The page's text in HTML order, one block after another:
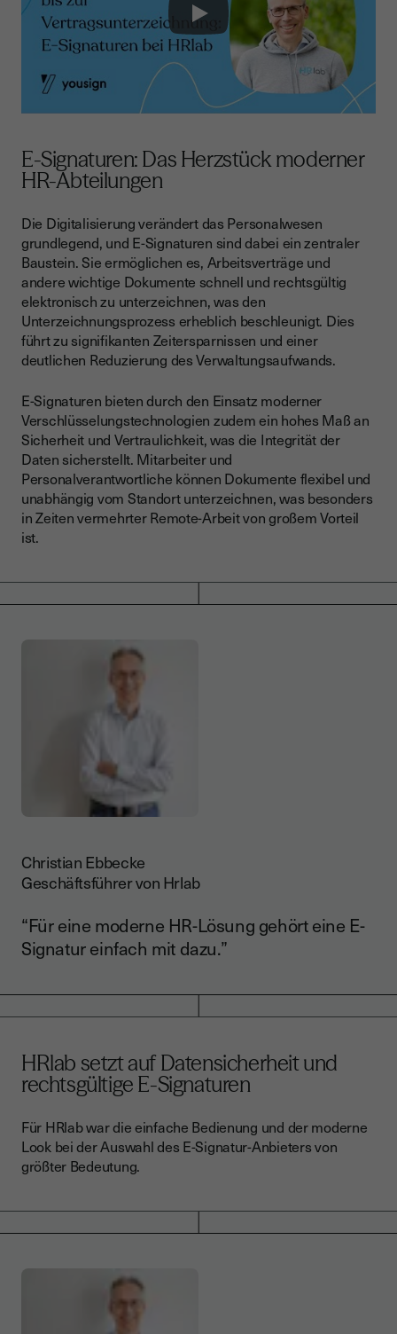
Play
E-Signaturen: Das Herzstück moderner
HR-Abteilungen
Die Digitalisierung verändert das Personalwesen
grundlegend, und E-Signaturen sind dabei ein zentraler
Baustein. Sie ermöglichen es, Arbeitsverträge und
andere wichtige Dokumente schnell und rechtsgültig
elektronisch zu unterzeichnen, was den
Unterzeichnungsprozess erheblich beschleunigt. Dies
führt zu signifikanten Zeitersparnissen und einer
deutlichen Reduzierung des Verwaltungsaufwands.
E-Signaturen bieten durch den Einsatz moderner
Verschlüsselungstechnologien zudem ein hohes Maß an
Sicherheit und Vertraulichkeit, was die Integrität der
Daten sicherstellt. Mitarbeiter und
Personalverantwortliche können Dokumente flexibel und
unabhängig vom Standort unterzeichnen, was besonders
in Zeiten vermehrter Remote-Arbeit von großem Vorteil
ist.
Christian Ebbecke
Geschäftsführer von Hrlab
“Für eine moderne HR-Lösung gehört eine E-
Signatur einfach mit dazu.”
HRlab setzt auf Datensicherheit und
rechtsgültige E-Signaturen
Für HRlab war die einfache Bedienung und der moderne
Look bei der Auswahl des E-Signatur-Anbieters von
größter Bedeutung.